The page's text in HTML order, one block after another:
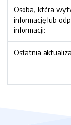
Osoba, która
informację lub
informacji:
Ostatnia